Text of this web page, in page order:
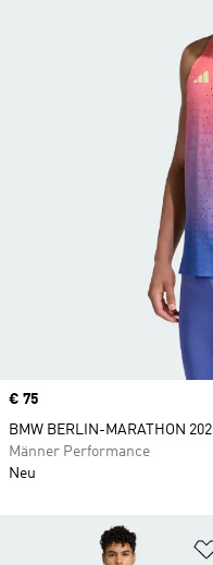
Price
€ 75
BMW BERLIN-MARATHON
Männer Performance
Neu